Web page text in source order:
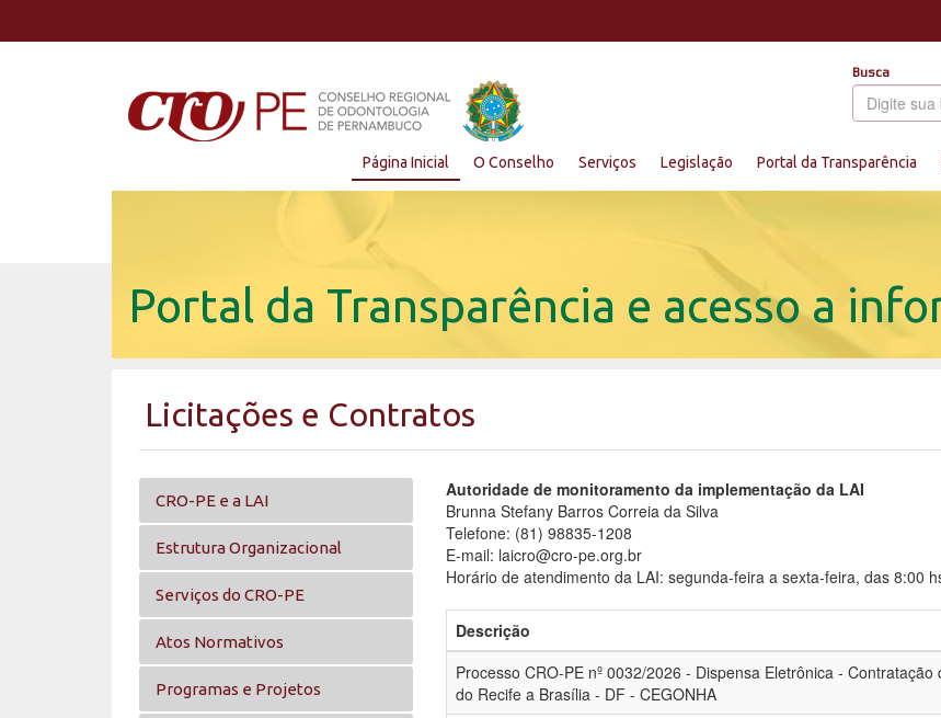
Busca
Página Inicial O Conselho Serviços Legislação Portal da Transparência
Portal da Transparência e acesso a
Licitações e Contratos
CRO-PE e a LAI
Estrutura Organizacional
Serviços do CRO-PE
Atos Normativos
Programas e Projetos
Autoridade de monitoramento da implementação da LAI
Brunna Stefany Barros Correia da Silva
Telefone: (81) 98835-1208
E-mail: laicro@cro-pe.org.br
Horário de atendimento da LAI: segunda-feira a sexta-feira, das 8:00
Descrição
Processo CRO-PE nº 0032/2026 - Dispensa Eletrônica -
do Recife a Brasília - DF - CEGONHA